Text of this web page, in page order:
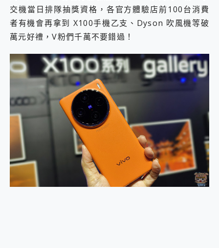
97.3% 恢復率，資料救援就是這麼簡單 EaseUS Data Recovery Wizard Free 18.0.0 業界最好的資料救援軟體
磁碟系統大風吹 有了 磁碟管理程式 EaseUS Partition Master 就是這麼簡單
全新 SONY Xperia 1 VI 開箱! 相機實測! 長焦覆蓋更遠更清晰、2日長續航、頂尖影音娛樂效能~
vivo TWS 3e 真無線藍牙耳機智慧降噪升級、音質明亮溫潤，並支援雙設備連接~
MSI Claw 掌機專屬配件包 來囉 完美保護 MSI Claw A1M-026TW 電競掌機
人像旗艦 vivo V30 系列 開箱 評測! 首搭蔡司光學鏡頭、攝影棚級柔光環、拍攝功能最好玩的美拍神機 vivo V30 Pro
一吸完美對位 擁有超強吸力與超好用的隱磁支架 O-ONE MAG 最會吸的行動電源 開箱 評測
OPPO 哈蘇 300mm 專業增距鏡實測：Find X9 Ultra 光學長焦隨手拍，紀錄生活就是這麼簡單
Motorola edge 70 pro 及 moto g37 power上市，登錄在送飛利浦氣炸鍋
近八千元的 Soundcore Liberty 5 Pro Max，有螢幕的耳機會是智商稅嗎?
交機當日排隊抽獎資格，各官方體驗店前100台消費
者有機會再拿到 X100手機乙支、Dyson 吹風機等破
萬元好禮，V粉們千萬不要錯過！